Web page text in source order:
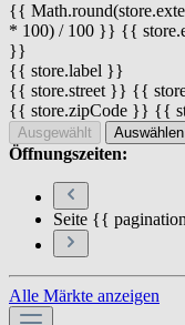
{{
* 100) / 100 }} {{
}}
{{ store.label }}
{{ store.street }} {{
{{ store.zipCode }} {{
Ausgewählt Auswählen
Öffnungszeiten:
Seite {{
Alle Märkte anzeigen